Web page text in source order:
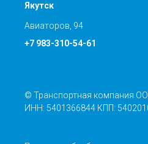
Якутск
Авиаторов, 94
+7 983-310-54-61
© Транспортная компания
ИНН: 5401366844 КПП: